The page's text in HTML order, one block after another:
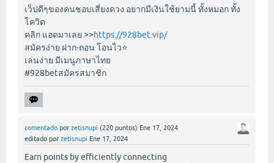
เว็ปดีๆของคนชอบเสี่ยงดวง อยากมีเงินใช้ยามนี้ ทั้งหมอก ทั้ง
โควิด
คลิก แอดมาเลย >>https://928bet.vip/
สมัครง่าย ฝาก-ถอน โอนไว⭐️
เล่นง่าย มีเมนูภาษาไทย
#928betสมัครสมาชิก
comentado por zetisnupi (220 puntos) Ene 17, 2024
editado por zetisnupi Ene 17, 2024
Earn points by efficiently connecting